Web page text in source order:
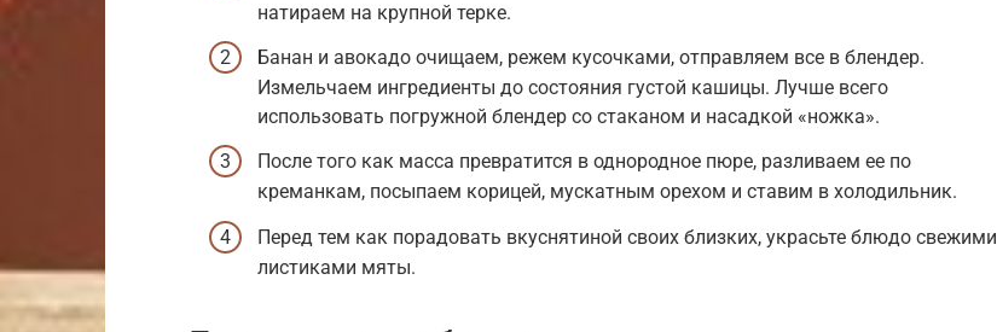
натираем на крупной терке.
Банан и авокадо очищаем, режем кусочками, отправляем все в блендер.
Измельчаем ингредиенты до состояния густой кашицы. Лучше всего
использовать погружной блендер со стаканом и насадкой «ножка».
После того как масса превратится в однородное пюре, разливаем ее по
креманкам, посыпаем корицей, мускатным орехом и ставим в холодильник.
Перед тем как порадовать вкуснятиной своих близких, украсьте блюдо свежими
листиками мяты.